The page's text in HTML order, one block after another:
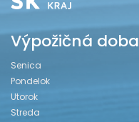
Výpožičná doba
Senica
Pondelok
Utorok
Streda